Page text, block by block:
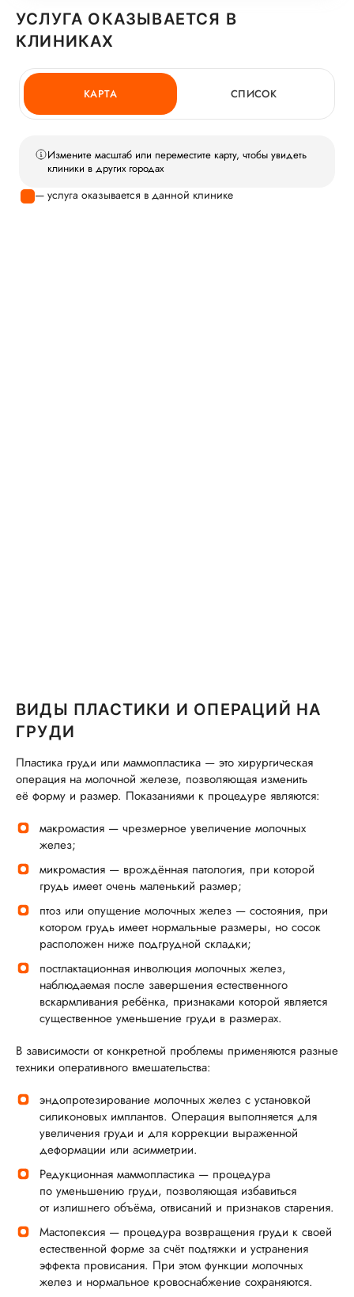
УСЛУГА ОКАЗЫВАЕТСЯ В
КЛИНИКАХ
КАРТА СПИСОК
Измените масштаб или переместите карту, чтобы увидеть
клиники в других городах
— услуга оказывается в данной клинике
ВИДЫ ПЛАСТИКИ И ОПЕРАЦИЙ НА
ГРУДИ
Пластика груди или маммопластика — это хирургическая
операция на молочной железе, позволяющая изменить
её форму и размер. Показаниями к процедуре являются:
макромастия — чрезмерное увеличение молочных
желез;
микромастия — врождённая патология, при которой
грудь имеет очень маленький размер;
птоз или опущение молочных желез — состояния, при
котором грудь имеет нормальные размеры, но сосок
расположен ниже подгрудной складки;
постлактационная инволюция молочных желез,
наблюдаемая после завершения естественного
вскармливания ребёнка, признаками которой является
существенное уменьшение груди в размерах.
В зависимости от конкретной проблемы применяются разные
техники оперативного вмешательства:
эндопротезирование молочных желез с установкой
силиконовых имплантов. Операция выполняется для
увеличения груди и для коррекции выраженной
деформации или асимметрии.
Редукционная маммопластика — процедура
по уменьшению груди, позволяющая избавиться
от излишнего объёма, отвисаний и признаков старения.
Мастопексия — процедура возвращения груди к своей
естественной форме за счёт подтяжки и устранения
эффекта провисания. При этом функции молочных
желез и нормальное кровоснабжение сохраняются.